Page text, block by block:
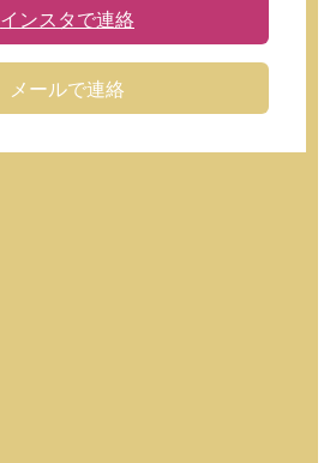
インスタで連絡
メールで連絡